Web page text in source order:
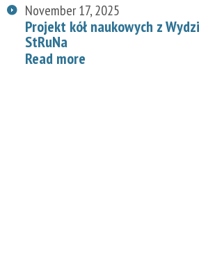
November 17, 2025
Projekt kół naukowych z
StRuNa
Read more